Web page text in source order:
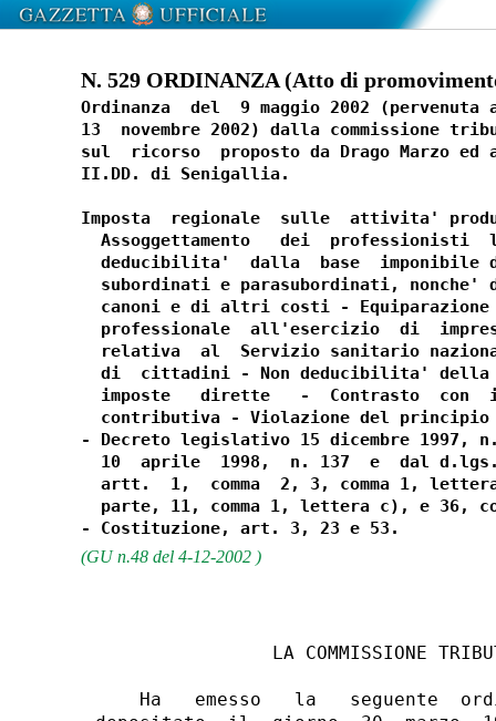
N. 529 ORDINANZA (Atto di
Ordinanza  del  9 maggio 2002
13  novembre 2002) dalla commissione
sul  ricorso  proposto da Drago Marzo
II.DD. di Senigallia.
Imposta  regionale  sulle  attivita'
Assoggettamento   dei  professionisti
deducibilita'  dalla  base  imponibile
subordinati e parasubordinati, nonche'
canoni e di altri costi -
professionale  all'esercizio  di
relativa  al  Servizio sanitario
di  cittadini - Non deducibilita'
imposte   dirette   -  Contrasto  con
contributiva - Violazione del principio
- Decreto legislativo 15 dicembre 1997,
10  aprile  1998,  n. 137  e  dal
artt.  1,  comma  2, 3, comma 1,
parte, 11, comma 1, lettera c), e 36,
(GU n.48 del 4-12-2002 )
LA COMMISSIONE
Ha   emesso   la   seguente